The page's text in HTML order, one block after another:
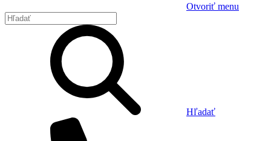
Otvoriť menu
Hľadať